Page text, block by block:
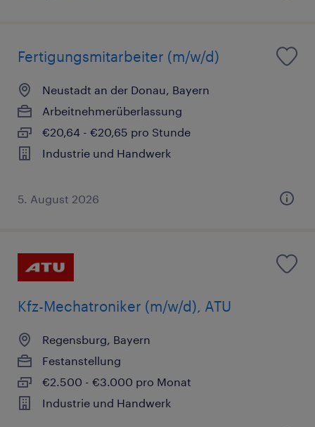
Fertigungsmitarbeiter (m/w/d)
Neustadt an der Donau, Bayern
Arbeitnehmerüberlassung
€20,64 - €20,65 pro Stunde
Industrie und Handwerk
5. August 2026
Kfz-Mechatroniker (m/w/d), ATU
Regensburg, Bayern
Festanstellung
€2.500 - €3.000 pro Monat
Industrie und Handwerk